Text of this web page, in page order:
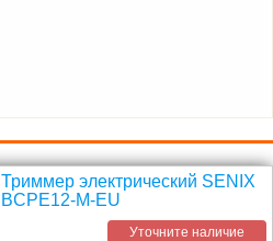
Триммер электрический SENIX
BCPE12-M-EU
Уточните наличие